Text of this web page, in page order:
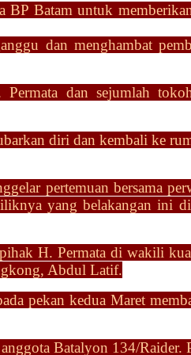
BP Batam untuk
dan menghambat
dan sejumlah
diri dan kembali ke
pertemuan bersama
yang belakangan ini
H. Permata di wakili
Abdul Latif.
pekan kedua Maret
Batalyon 134/Raider.